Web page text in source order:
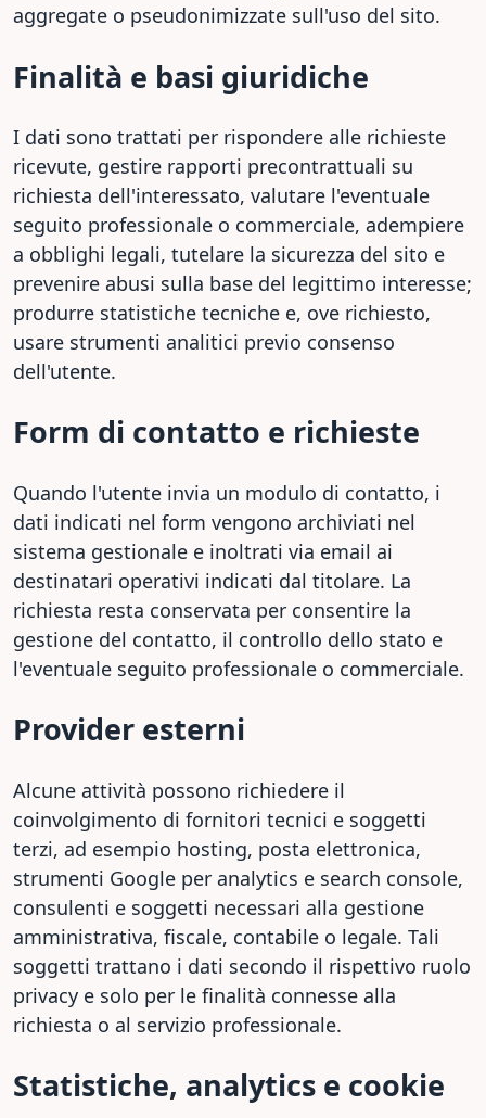
aggregate o pseudonimizzate sull'uso del sito.
Finalità e basi giuridiche
I dati sono trattati per rispondere alle richieste
ricevute, gestire rapporti precontrattuali su
richiesta dell'interessato, valutare l'eventuale
seguito professionale o commerciale, adempiere
a obblighi legali, tutelare la sicurezza del sito e
prevenire abusi sulla base del legittimo interesse;
produrre statistiche tecniche e, ove richiesto,
usare strumenti analitici previo consenso
dell'utente.
Form di contatto e richieste
Quando l'utente invia un modulo di contatto, i
dati indicati nel form vengono archiviati nel
sistema gestionale e inoltrati via email ai
destinatari operativi indicati dal titolare. La
richiesta resta conservata per consentire la
gestione del contatto, il controllo dello stato e
l'eventuale seguito professionale o commerciale.
Provider esterni
Alcune attività possono richiedere il
coinvolgimento di fornitori tecnici e soggetti
terzi, ad esempio hosting, posta elettronica,
strumenti Google per analytics e search console,
consulenti e soggetti necessari alla gestione
amministrativa, fiscale, contabile o legale. Tali
soggetti trattano i dati secondo il rispettivo ruolo
privacy e solo per le finalità connesse alla
richiesta o al servizio professionale.
Statistiche, analytics e cookie